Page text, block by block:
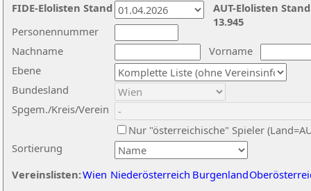
Nachname
Vorname
Ebene
Sortierung
Personennummer
Bundesland
Spgem./Kreis/Verein
Nur "österreichische" Spieler
Vereinslisten:Wien Niederösterreich Burgenland
AUT-Elolisten
13.945
FIDE-Elolisten Stand